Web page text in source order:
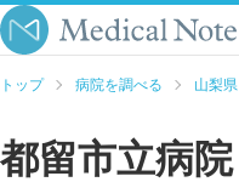
トップ 病院を調べる 山梨県
都留市立病院